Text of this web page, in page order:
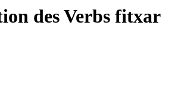
des Verbs fitxar